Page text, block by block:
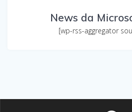
News da
[wp-rss-aggregator